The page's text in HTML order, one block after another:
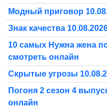
Модный приговор
Знак качества
10 самых Нужна жена
смотреть онлайн
Скрытые угрозы
Погоня 2 сезон 4
онлайн